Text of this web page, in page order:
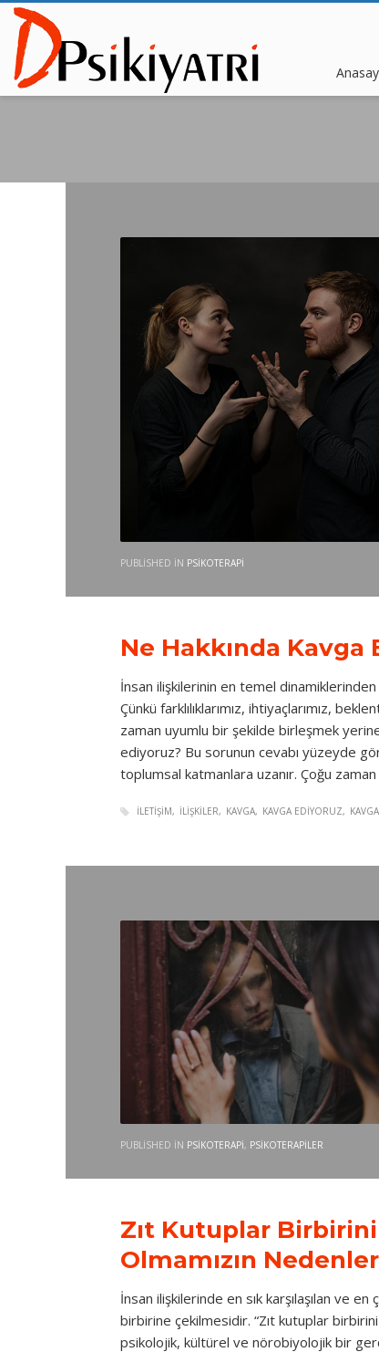
PUBLISHED IN PSIKOTERAPI
Ne Hakkında Kavga
İnsan ilişkilerinin en temel dinamiklerinden
Çünkü farklılıklarımız, ihtiyaçlarımız,
zaman uyumlu bir şekilde birleşmek
ediyoruz? Bu sorunun cevabı yüzeyde
toplumsal katmanlara uzanır. Çoğu
İLETIŞIM İLIŞKILER KAVGA KAVGA EDIYORUZ
PUBLISHED IN PSIKOTERAPI, PSIKOTERAPILER
Zıt Kutuplar
Olmamızın
İnsan ilişkilerinde en sık karşılaşılan ve
birbirine çekilmesidir. “Zıt kutuplar
psikolojik, kültürel ve nörobiyolojik bir